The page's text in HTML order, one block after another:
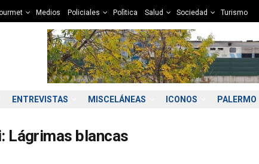
Medios Policiales Polìtica Salud Sociedad Turismo
ENTREVISTAS MISCELÁNEAS ICONOS PALERMO
Lágrimas blancas